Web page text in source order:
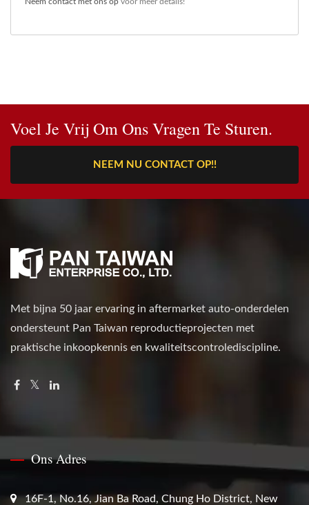
Voel Je Vrij Om Ons Vragen Te Sturen.
NEEM NU CONTACT OP!!
Met bijna 50 jaar ervaring in aftermarket auto-onderdelen
ondersteunt Pan Taiwan reproductieprojecten met
praktische inkoopkennis en kwaliteitscontrolediscipline.
Ons Adres
16F-1, No.16, Jian Ba Road, Chung Ho District, New